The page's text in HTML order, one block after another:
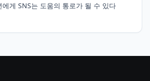
에게 SNS는 도움의 통로가 될 수 있다